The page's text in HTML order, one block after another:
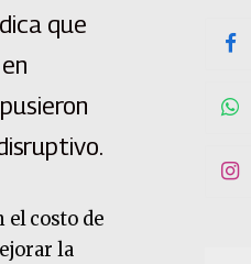
que
costo de
la